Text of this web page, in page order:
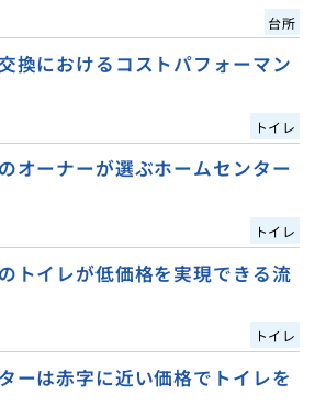
台所
換におけるコストパフォーマン
トイレ
オーナーが選ぶホームセンター
トイレ
トイレが低価格を実現できる流
トイレ
ーは赤字に近い価格でトイレを